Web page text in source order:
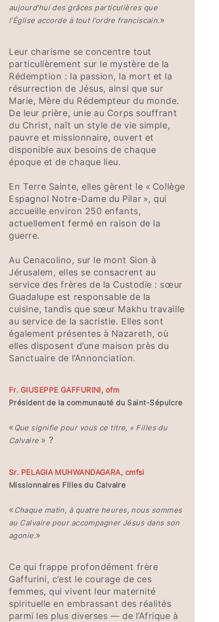
aujourd’hui des grâces particulières que
l’Église accorde à tout l’ordre franciscain.»
Leur charisme se concentre tout
particulièrement sur le mystère de la
Rédemption : la passion, la mort et la
résurrection de Jésus, ainsi que sur
Marie, Mère du Rédempteur du monde.
De leur prière, unie au Corps souffrant
du Christ, naît un style de vie simple,
pauvre et missionnaire, ouvert et
disponible aux besoins de chaque
époque et de chaque lieu.
En Terre Sainte, elles gèrent le « Collège
Espagnol Notre-Dame du Pilar », qui
accueille environ 250 enfants,
actuellement fermé en raison de la
guerre.
Au Cenacolino, sur le mont Sion à
Jérusalem, elles se consacrent au
service des frères de la Custodie : sœur
Guadalupe est responsable de la
cuisine, tandis que sœur Makhu travaille
au service de la sacristie. Elles sont
également présentes à Nazareth, où
elles disposent d’une maison près du
Sanctuaire de l’Annonciation.
Fr. GIUSEPPE GAFFURINI, ofm
Président de la communauté du Saint-Sépulcre
« Que signifie pour vous ce titre, « Filles du
Calvaire » ?
Sr. PELAGIA MUHWANDAGARA, cmfsi
Missionnaires Filles du Calvaire
« Chaque matin, à quatre heures, nous sommes
au Calvaire pour accompagner Jésus dans son
agonie.»
Ce qui frappe profondément frère
Gaffurini, c’est le courage de ces
femmes, qui vivent leur maternité
spirituelle en embrassant des réalités
parmi les plus diverses — de l’Afrique à